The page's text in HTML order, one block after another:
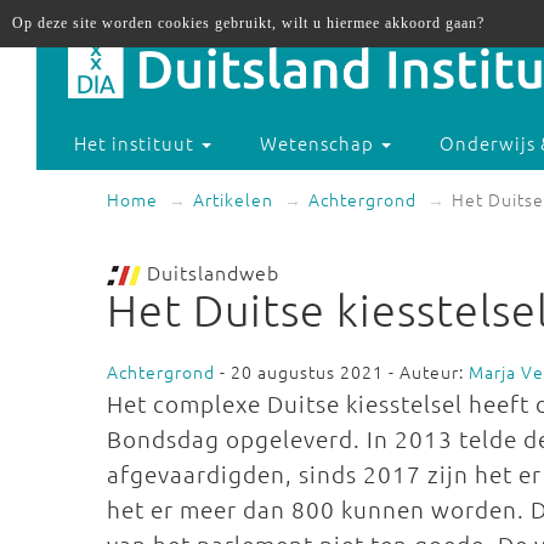
Het instituut Wetenschap Onderwijs
Home Artikelen Achtergrond Het
Duitslandweb
Het Duitse
Achtergrond - 20 augustus 2021 - Auteur: Marja
Het complexe Duitse kiesstelsel heeft
Bondsdag opgeleverd. In 2013 telde
afgevaardigden, sinds 2017 zijn het
het er meer dan 800 kunnen
Op deze site worden cookies gebruikt, wilt u hiermee akkoord gaan?